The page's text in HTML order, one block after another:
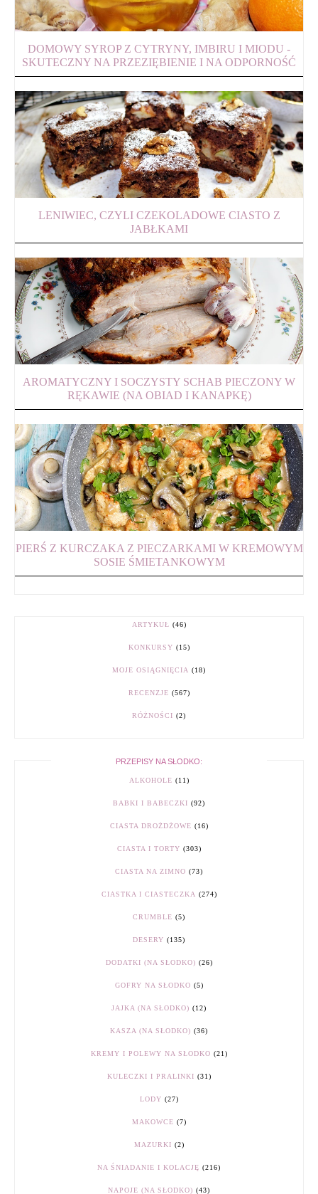
DOMOWY SYROP Z CYTRYNY, IMBIRU I MIODU -
SKUTECZNY NA PRZEZIĘBIENIE I NA ODPORNOŚĆ
LENIWIEC, CZYLI CZEKOLADOWE CIASTO Z
JABŁKAMI
AROMATYCZNY I SOCZYSTY SCHAB PIECZONY W
RĘKAWIE (NA OBIAD I KANAPKĘ)
PIERŚ Z KURCZAKA Z PIECZARKAMI W KREMOWYM
SOSIE ŚMIETANKOWYM
ARTYKUŁ (46)
KONKURSY (15)
MOJE OSIĄGNIĘCIA (18)
RECENZJE (567)
RÓŻNOŚCI (2)
PRZEPISY NA SŁODKO:
ALKOHOLE (11)
BABKI I BABECZKI (92)
CIASTA DROŻDŻOWE (16)
CIASTA I TORTY (303)
CIASTA NA ZIMNO (73)
CIASTKA I CIASTECZKA (274)
CRUMBLE (5)
DESERY (135)
DODATKI (NA SŁODKO) (26)
GOFRY NA SŁODKO (5)
JAJKA (NA SŁODKO) (12)
KASZA (NA SŁODKO) (36)
KREMY I POLEWY NA SŁODKO (21)
KULECZKI I PRALINKI (31)
LODY (27)
MAKOWCE (7)
MAZURKI (2)
NA ŚNIADANIE I KOLACJĘ (216)
NAPOJE (NA SŁODKO) (43)